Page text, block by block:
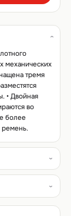
механических
тремя
• Двойная
во
более
ремень.